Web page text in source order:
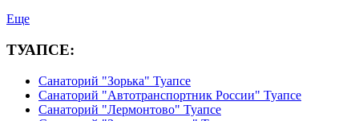
Еще
ТУАПСЕ:
Санаторий "Зорька" Туапсе
Санаторий "Автотранспортник России" Туапсе
Санаторий "Лермонтово" Туапсе